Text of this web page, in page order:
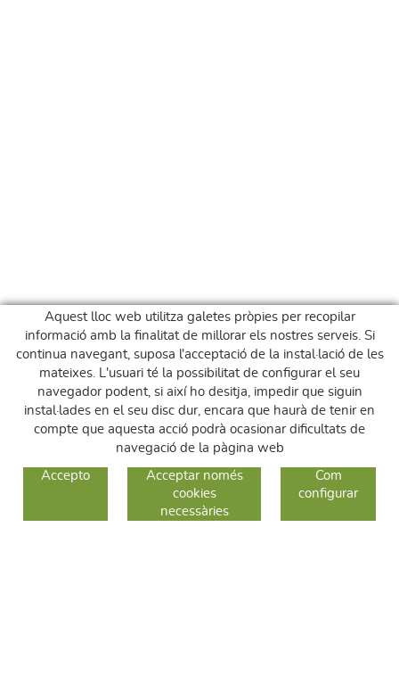
Aquest lloc web utilitza galetes pròpies per recopilar
informació amb la finalitat de millorar els nostres serveis. Si
continua navegant, suposa l'acceptació de la instal·lació de les
mateixes. L'usuari té la possibilitat de configurar el seu
navegador podent, si així ho desitja, impedir que siguin
instal·lades en el seu disc dur, encara que haurà de tenir en
compte que aquesta acció podrà ocasionar dificultats de
navegació de la pàgina web
Accepto
Acceptar només
cookies
necessàries
Com
configurar